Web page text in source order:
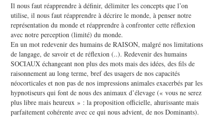
Il nous faut réapprendre à définir, délimiter les concepts que l’on
utilise, il nous faut réapprendre à décrire le monde, à penser notre
représentation du monde et réapprendre à confronter cette réflexion
avec notre perception (limité) du monde.
En un mot redevenir des humains de RAISON, malgré nos limitations
de langage, de savoir et de réflexion (..). Redevenir des humains
SOCIAUX échangeant non plus des mots mais des idées, des fils de
raisonnement au long terme, bref des usagers de nos capacités
néocorticales et non pas de nos impressions animales exacerbés par les
hypnotiseurs qui font de nous des animaux d’élevage (« vous ne serez
plus libre mais heureux » : la proposition officielle, ahurissante mais
parfaitement cohérente avec ce qui nous advient, de nos Dominants).